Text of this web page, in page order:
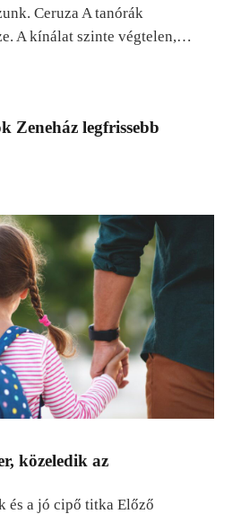
Ceruza A tanórák
A kínálat szinte végtelen,…
Zeneház legfrissebb
közeledik az
és a jó cipő titka Előző